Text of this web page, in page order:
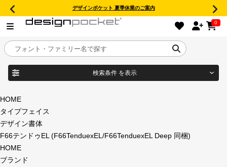
デザインポケット 夏季休業のご案内
0
目的別フォントガイド
特集
検索条件 を表示
商品名
HOME
タイプフェイス
デザイン書体
F66テンドゥEL (F66TenduexEL/F66TenduexEL Deep 同梱)
HOME
ブランド